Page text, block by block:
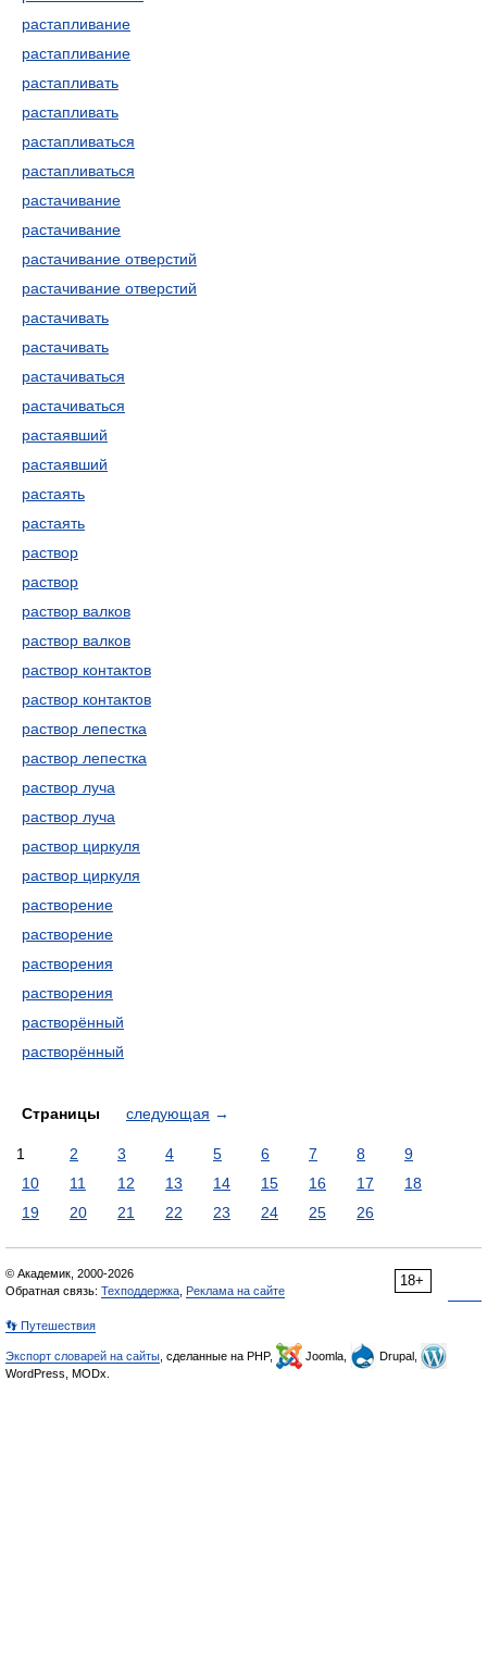
растапливание
растапливание
растапливать
растапливать
растапливаться
растапливаться
растачивание
растачивание
растачивание отверстий
растачивание отверстий
растачивать
растачивать
растачиваться
растачиваться
растаявший
растаявший
растаять
растаять
раствор
раствор
раствор валков
раствор валков
раствор контактов
раствор контактов
раствор лепестка
раствор лепестка
раствор луча
раствор луча
раствор циркуля
раствор циркуля
растворение
растворение
растворения
растворения
растворённый
растворённый
Страницы следующая →
1 2 3 4 5 6 7 8
9
10
11 12 13 14 15 16 17
18
19
20 21 22 23 24 25 26
18+
© Академик, 2000-2026
Обратная связь: Техподдержка Реклама на сайте
👣 Путешествия
Экспорт словарей на сайты , сделанные на PHP, Joomla,
Drupal,
WordPress, MODx.